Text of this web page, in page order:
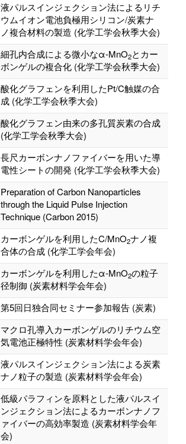
液パルスインジェクション法によるリチ
ウムイオン電池負極用シリコン/炭素ナ
ノ複合材料の製造 (化学工学会秋季大会)
細孔内合成による微小なα‐MnO2とカー
ボンゲルの複合化 (化学工学会秋季大会)
酸化グラフェンを利用したPt/C触媒の合
成 (化学工学会秋季大会)
酸化グラフェン由来の多孔質炭素の合成
(化学工学会秋季大会)
長尺カーボンナノファイバーを用いた導
電性シートの開発 (化学工学会秋季大会)
Preparation of Carbon Nanoparticles
through the Liquid Pulse Injection
Technique (Carbon 2015)
カーボンゲルを利用したC/MnO2ナノ複
合体の合成 (化学工学会年会)
カーボンゲルを利用したα-MnO2の粒子
径制御 (炭素材料学会年会)
第5回日独合同セミナー参加報告 (炭素)
マクロ孔導入カーボンゲルのリチウム空
気電池正極特性 (炭素材料学会年会)
液パルスインジェクション法による炭素
ナノ粒子の製造 (炭素材料学会年会)
低級パラフィンを原料とした液パルスイ
ンジェクション法によるカーボンナノフ
ァイバーの高効率製造 (炭素材料学会年
会)